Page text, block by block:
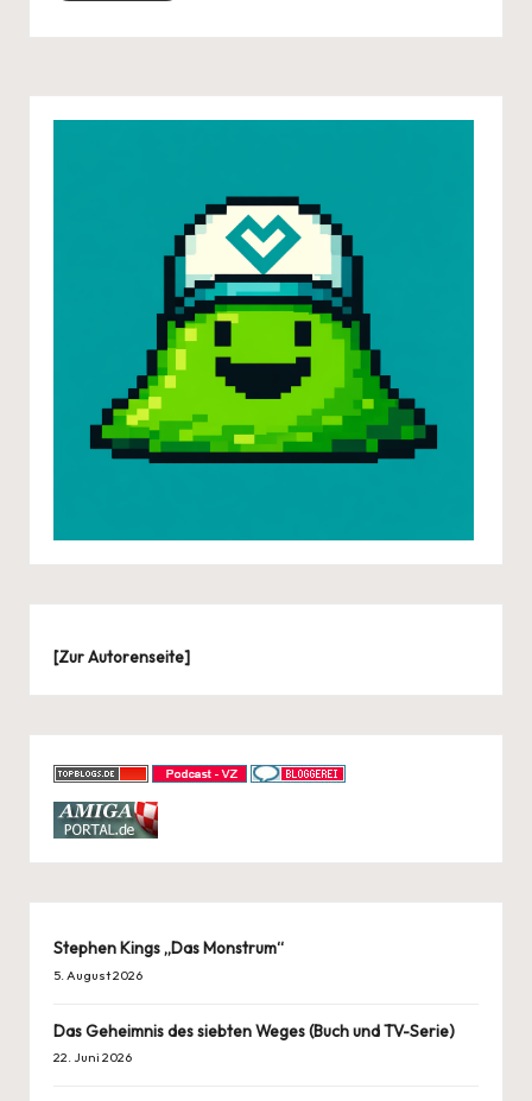
[Zur Autorenseite]
Stephen Kings „Das Monstrum“
5. August 2026
Das Geheimnis des siebten Weges (Buch und TV-Serie)
22. Juni 2026